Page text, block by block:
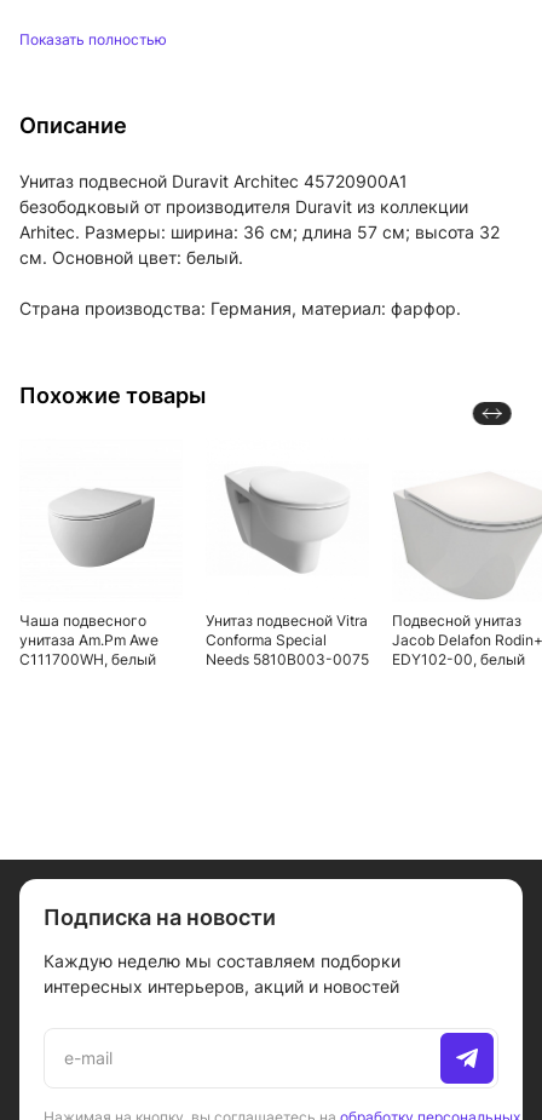
Показать полностью
Описание
Унитаз подвесной Duravit Architec 45720900A1
безободковый от производителя Duravit из коллекции
Arhitec. Размеры: ширина: 36 см; длина 57 см; высота 32
см. Основной цвет: белый.
Страна производства: Германия, материал: фарфор.
Похожие товары
Чаша подвесного
унитаза Am.Pm Awe
C111700WH, белый
Унитаз подвесной Vitra
Conforma Special
Needs 5810B003-0075
Подвесной унитаз
Jacob Delafon Rodin+
EDY102-00, белый
Подписка на новости
Каждую неделю мы составляем подборки
интересных интерьеров, акций и новостей